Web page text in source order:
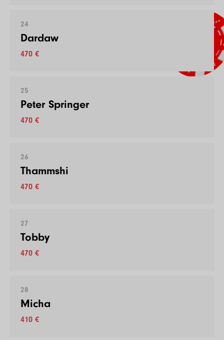
24
Dardaw
470 €
25
Peter Springer
470 €
26
Thammshi
470 €
27
Tobby
470 €
28
Micha
410 €